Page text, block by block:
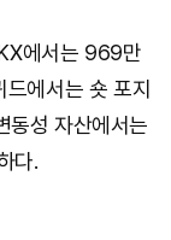
에서는 969만
에서는 숏 포지
동성 자산에서는
다.